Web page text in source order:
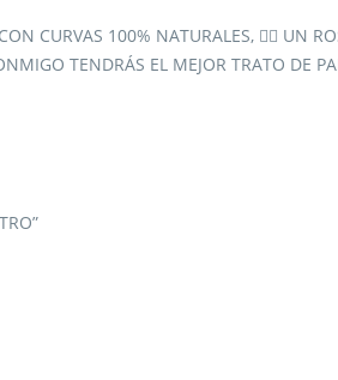
CURVAS 100% NATURALES, 🧜‍♀️ UN
TENDRÁS EL MEJOR TRATO DE